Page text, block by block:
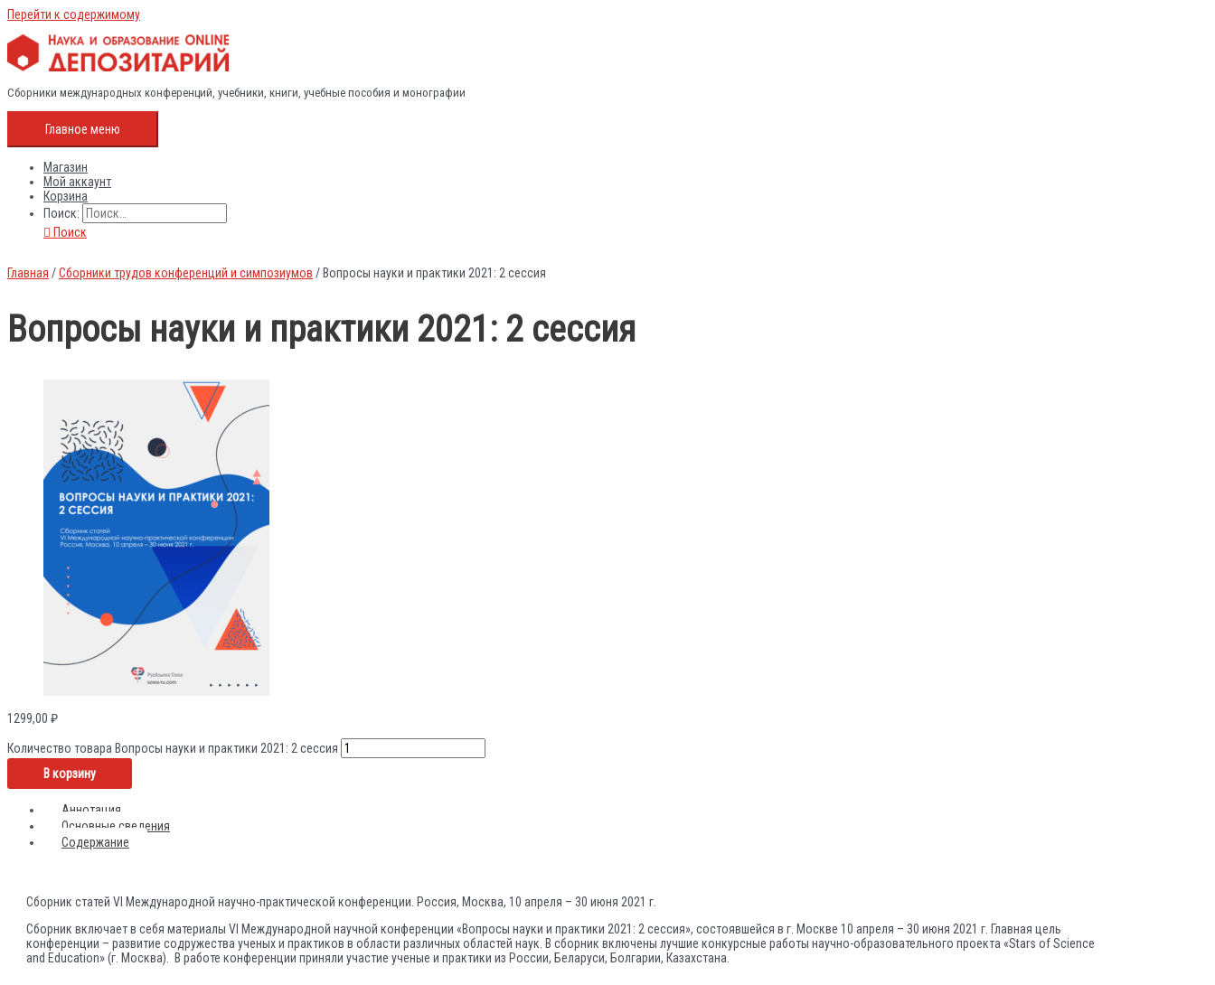
Перейти к содержимому
Сборники международных конференций, учебники, книги, учебные пособия и монографии
Главное меню
Магазин
Мой аккаунт
Корзина
Поиск:
Поиск
Главная /Сборники трудов конференций и симпозиумов / Вопросы науки и практики 2021: 2 сессия
Вопросы науки и практики 2021: 2 сессия
1299,00 ₽
Количество товара Вопросы науки и практики 2021: 2 сессия
В корзину
Аннотация
Основные сведения
Содержание
Сборник статей VI Международной научно-практической конференции. Россия, Москва, 10 апреля – 30 июня 2021 г.
Сборник включает в себя материалы VI Международной научной конференции «Вопросы науки и практики 2021: 2 сессия», состоявшейся в г. Москве 10 апреля – 30 июня 2021 г. Главная цель
конференции – развитие содружества ученых и практиков в области различных областей наук. В сборник включены лучшие конкурсные работы научно-образовательного проекта «Stars of Science
and Education» (г. Москва). В работе конференции приняли участие ученые и практики из России, Беларуси, Болгарии, Казахстана.